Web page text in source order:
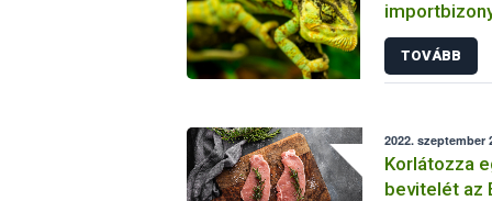
harmonizált
élőállat
TOVÁBB
2022. szeptember
Korlátozza
bevitelét az